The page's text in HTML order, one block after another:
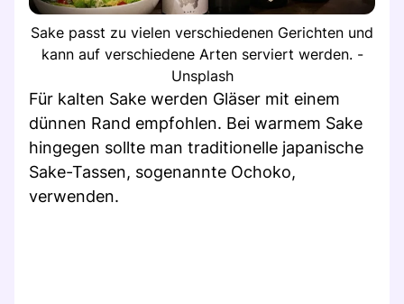
Sake passt zu vielen verschiedenen Gerichten und
kann auf verschiedene Arten serviert werden. -
Unsplash
Für kalten Sake werden Gläser mit einem
dünnen Rand empfohlen. Bei warmem Sake
hingegen sollte man traditionelle japanische
Sake-Tassen, sogenannte Ochoko,
verwenden.